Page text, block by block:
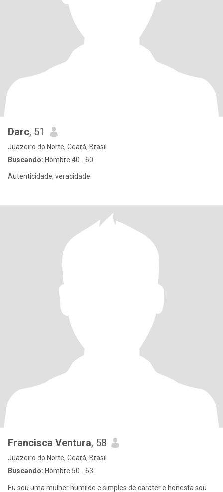
Darc, 51
Juazeiro do Norte, Ceará, Brasil
Buscando: Hombre 40 - 60
Autenticidade, veracidade.
Francisca Ventura, 58
Juazeiro do Norte, Ceará, Brasil
Buscando: Hombre 50 - 63
Eu sou uma mulher humilde e simples de caráter e honesta sou